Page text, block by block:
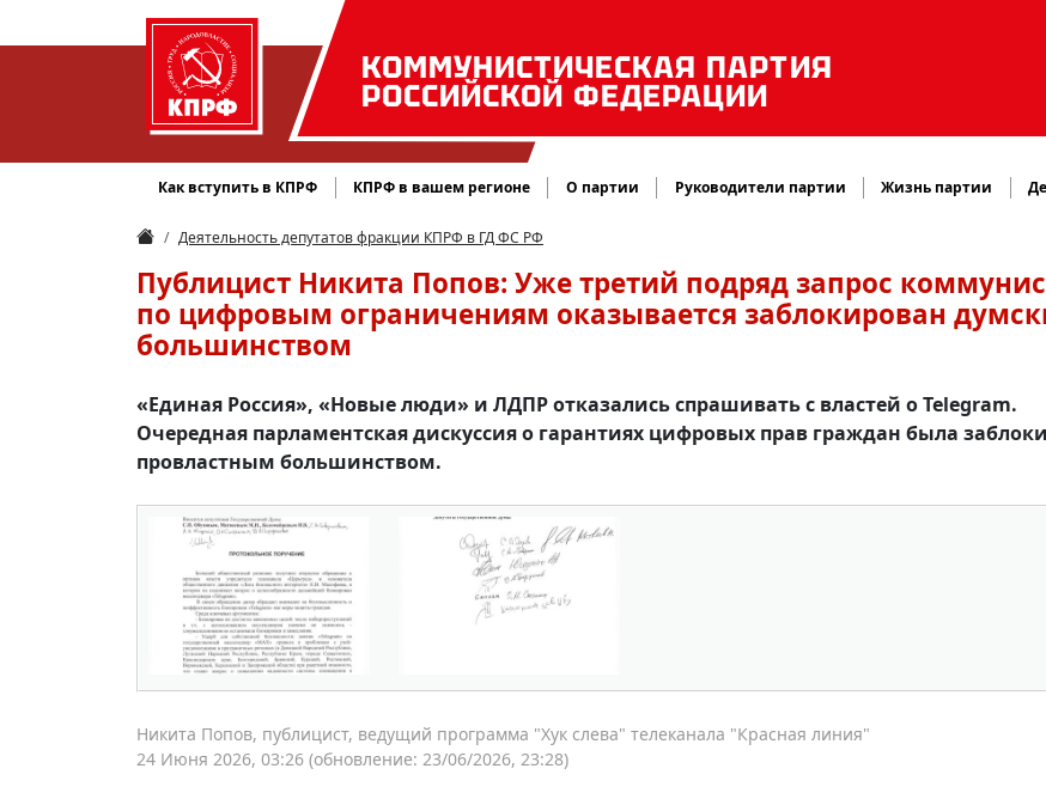
КОММУНИСТИЧЕСКАЯ ПАРТИЯ
РОССИЙСКОЙ ФЕДЕРАЦИИ
Как вступить в КПРФ КПРФ в вашем регионе О партии Руководители партии Жизнь партии
Деятельность депутатов фракции КПРФ в ГД ФС РФ
Публицист Никита Попов: Уже третий подряд запрос
по цифровым ограничениям оказывается заблокирован
большинством
«Единая Россия», «Новые люди» и ЛДПР отказались спрашивать с властей о Telegram.
Очередная парламентская дискуссия о гарантиях цифровых прав граждан была
провластным большинством.
Никита Попов, публицист, ведущий программа "Хук слева" телеканала "Красная линия"
24 Июня 2026, 03:26 (обновление: 23/06/2026, 23:28)